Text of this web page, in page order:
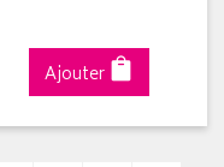
Ajouter